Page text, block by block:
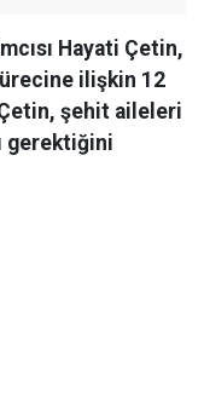
Hayati Çetin,
ilişkin 12
şehit aileleri
gerektiğini